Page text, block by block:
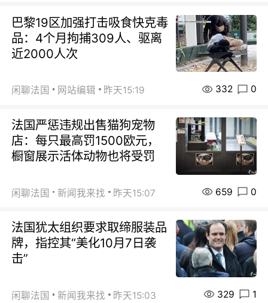
巴黎19区加强打击吸食快克毒
品：4个月拘捕309人、驱离
近2000人次
闲聊法国 网站编辑 昨天15:19 332 0
法国严惩违规出售猫狗宠物
店：每只最高罚1500欧元，
橱窗展示活体动物也将受罚
闲聊法国 新闻我来找 昨天15:07 659 0
法国犹太组织要求取缔服装品
牌，指控其“美化10月7日袭
击”
闲聊法国 新闻我来找 昨天15:03 329 1